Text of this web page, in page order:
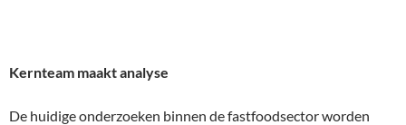
Kernteam maakt analyse
De huidige onderzoeken binnen de fastfoodsector worden